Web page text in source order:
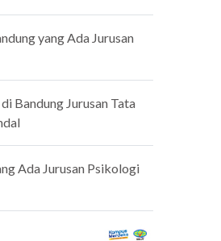
yang Ada Jurusan
Bandung Jurusan Tata
Ada Jurusan Psikologi